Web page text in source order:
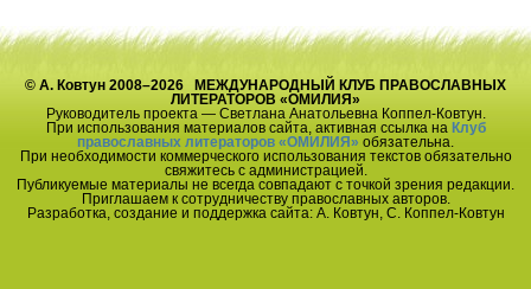
© А. Ковтун 2008–2026 МЕЖДУНАРОДНЫЙ КЛУБ ПРАВОСЛАВНЫХ
ЛИТЕРАТОРОВ «ОМИЛИЯ»
Руководитель проекта — Светлана Анатольевна Коппел-Ковтун.
При использования материалов сайта, активная ссылка на Клуб
православных литераторов «ОМИЛИЯ» обязательна.
При необходимости коммерческого использования текстов обязательно
свяжитесь с администрацией.
Публикуемые материалы не всегда совпадают с точкой зрения редакции.
Приглашаем к сотрудничеству православных авторов.
Разработка, создание и поддержка сайта: А. Ковтун, С. Коппел-Ковтун